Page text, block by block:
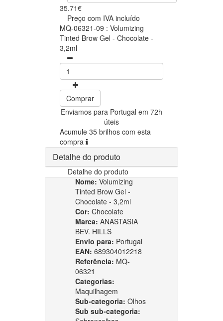
35.71€
Preço com IVA incluído
MQ-06321-09 : Volumizing
Tinted Brow Gel - Chocolate -
3,2ml
Comprar
Enviamos para Portugal em 72h
úteis
Acumule 35 brilhos com esta
compra
Detalhe do produto
Detalhe do produto
Nome: Volumizing
Tinted Brow Gel -
Chocolate - 3,2ml
Cor: Chocolate
Marca: ANASTASIA
BEV. HILLS
Envio para: Portugal
EAN: 689304012218
Referência: MQ-
06321
Categorias:
Maquilhagem
Sub-categoria: Olhos
Sub sub-categoria: